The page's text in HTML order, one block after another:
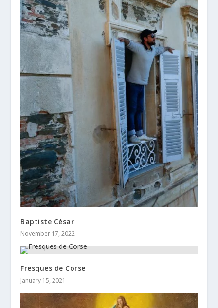
Baptiste César
November 17, 2022
Fresques de Corse
January 15, 2021